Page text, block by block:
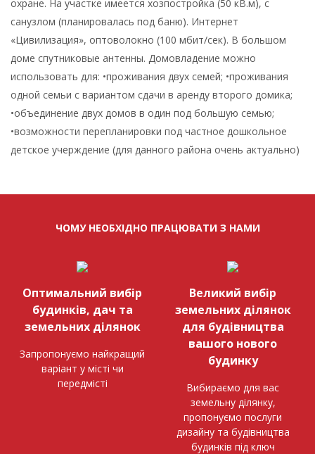
охране. На участке имеется хозпостройка (50 кВ.м), с
санузлом (планировалась под баню). Интернет
«Цивилизация», оптоволокно (100 мбит/сек). В большом
доме спутниковые антенны. Домовладение можно
использовать для: •проживания двух семей; •проживания
одной семьи с вариантом сдачи в аренду второго домика;
•объединение двух домов в один под большую семью;
•возможности перепланировки под частное дошкольное
детское учерждение (для данного района очень актуально)
ЧОМУ НЕОБХІДНО ПРАЦЮВАТИ З НАМИ
Оптимальний вибір
будинків, дач та
земельних ділянок
Запропонуємо найкращий
варіант у місті чи
передмісті
Великий вибір
земельних ділянок
для будівництва
вашого нового
будинку
Вибираємо для вас
земельну ділянку,
пропонуємо послуги
дизайну та будівництва
будинків під ключ